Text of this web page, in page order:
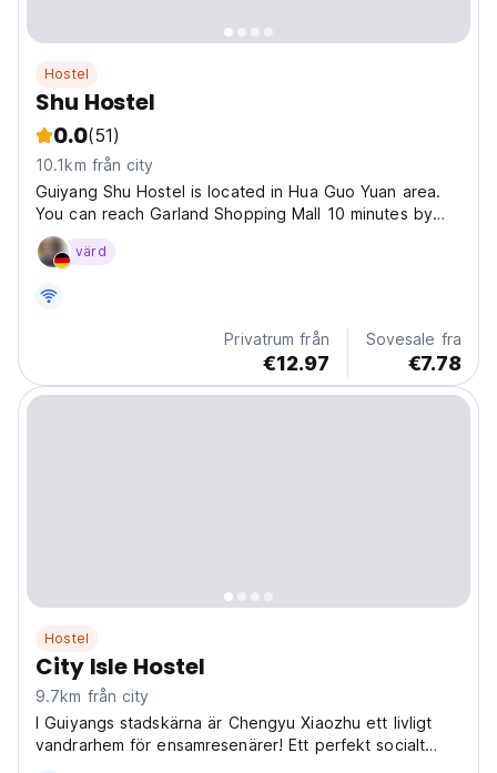
Hostel
Shu Hostel
0.0(51)
10.1km från city
Guiyang Shu Hostel is located in Hua Guo Yuan area.
You can reach Garland Shopping Mall 10 minutes by
walking. Many expats stay around Hua Guo Yuan for its
convenience. There are great food and bars around
värd
Privatrum från
€12.97
Sovesale fra
€7.78
Hostel
City Isle Hostel
9.7km från city
I Guiyangs stadskärna är Chengyu Xiaozhu ett livligt
vandrarhem för ensamresenärer! Ett perfekt socialt